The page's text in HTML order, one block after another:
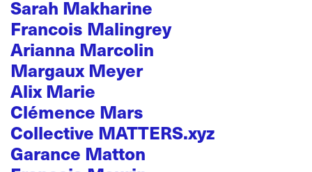
Sarah Makharine
Francois Malingrey
Arianna Marcolin
Margaux Meyer
Alix Marie
Clémence Mars
Collective MATTERS.xyz
Garance Matton